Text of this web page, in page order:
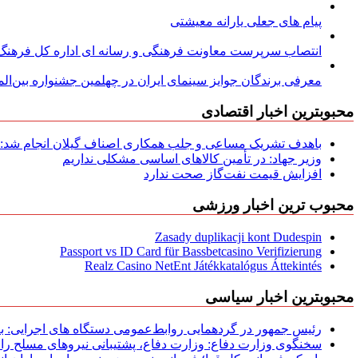
پیام های جعلی یارانه معیشتی
انتصاب سرپرست معاونت فرهنگی و رسانه ای اداره کل
معرفی برندگان جوایز سینمای ایران در چهلمین جشنواره
محبوبترین اخبار اقتصادی
باهدف تشریک مساعی و جلب همکاری اصناف گیلان انجام شد:
وزیر جهاد: در تأمین کالاهای اساسی مشکلی نداریم
افزایش قیمت نفت‌گاز صحت ندارد
محبوب ترین اخبار ورزشی
Zasady duplikacji kont Dudespin
Passport vs ID Card für Bassbetcasino Verifizierung
Realz Casino NetEnt Játékkatalógus Áttekintés
محبوبترین اخبار سیاسی
رئیس جمهور در گردهمایی روابط‌عمومی دستگاه های اجرایی:
سخنگوی وزارت دفاع: وزارت دفاع، پشتیبانی نیرو‌های مسلح